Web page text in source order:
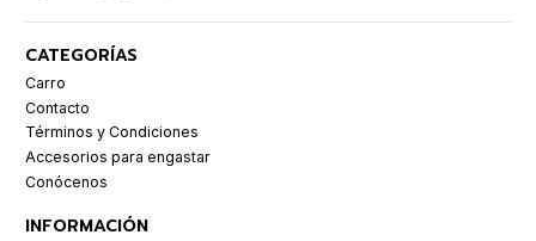
CATEGORÍAS
Carro
Contacto
Términos y Condiciones
Accesorios para engastar
Conócenos
INFORMACIÓN